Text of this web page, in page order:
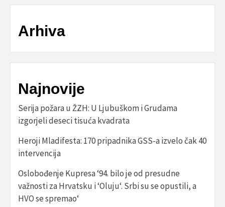
Arhiva
Najnovije
Serija požara u ŽZH: U Ljubuškom i Grudama
izgorjeli deseci tisuća kvadrata
Heroji Mladifesta: 170 pripadnika GSS-a izvelo čak 40
intervencija
Oslobođenje Kupresa ‘94. bilo je od presudne
važnosti za Hrvatsku i ‘Oluju‘. Srbi su se opustili, a
HVO se spremao‘